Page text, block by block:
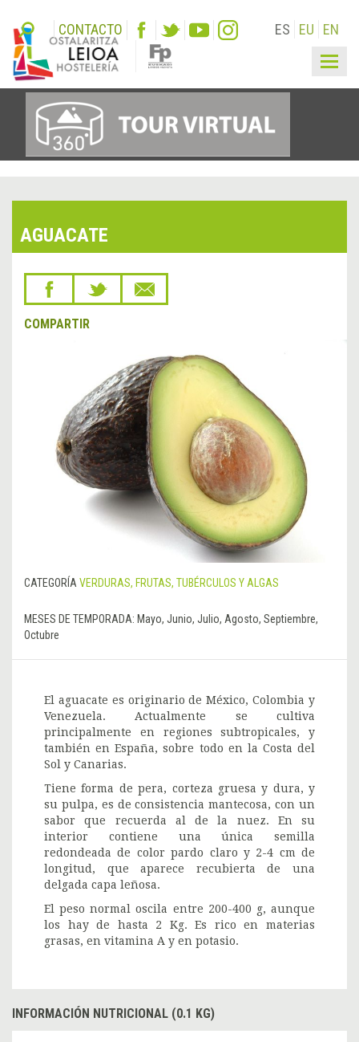
CONTACTO ES EU EN
AGUACATE
COMPARTIR
CATEGORÍA VERDURAS, FRUTAS, TUBÉRCULOS Y ALGAS
MESES DE TEMPORADA: Mayo, Junio, Julio, Agosto, Septiembre,
Octubre
El aguacate es originario de México, Colombia y
Venezuela. Actualmente se cultiva
principalmente en regiones subtropicales, y
también en España, sobre todo en la Costa del
Sol y Canarias.
Tiene forma de pera, corteza gruesa y dura, y
su pulpa, es de consistencia mantecosa, con un
sabor que recuerda al de la nuez. En su
interior contiene una única semilla
redondeada de color pardo claro y 2-4 cm de
longitud, que aparece recubierta de una
delgada capa leñosa.
El peso normal oscila entre 200-400 g, aunque
los hay de hasta 2 Kg. Es rico en materias
grasas, en vitamina A y en potasio.
INFORMACIÓN NUTRICIONAL (0.1 KG)